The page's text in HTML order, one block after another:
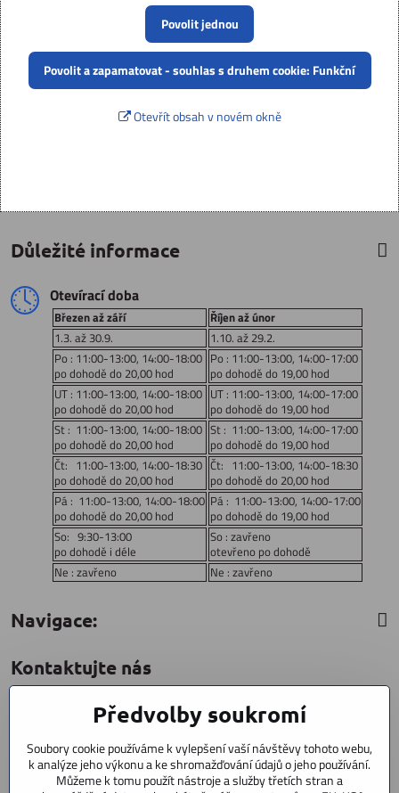
Povolit jednou
Povolit a zapamatovat - souhlas s druhem cookie: Funkční
Otevřít obsah v novém okně
Důležité informace
Otevírací doba
Březen až září
Říjen až únor
1.3. až 30.9.
1.10. až 29.2.
Po : 11:00-13:00, 14:00-18:00
po dohodě do 20,00 hod
Po : 11:00-13:00, 14:00-17:00
po dohodě do 19,00 hod
UT : 11:00-13:00, 14:00-18:00
po dohodě do 20,00 hod
UT : 11:00-13:00, 14:00-17:00
po dohodě do 19,00 hod
St : 11:00-13:00, 14:00-18:00
po dohodě do 20,00 hod
St : 11:00-13:00, 14:00-17:00
po dohodě do 19,00 hod
Čt: 11:00-13:00, 14:00-18:30
po dohodě do 20,00 hod
Čt: 11:00-13:00, 14:00-18:30
po dohodě do 20,00 hod
Pá : 11:00-13:00, 14:00-18:00
po dohodě do 20,00 hod
Pá : 11:00-13:00, 14:00-17:00
po dohodě do 19,00 hod
So: 9:30-13:00
po dohodě i déle
So : zavřeno
otevřeno po dohodě
Ne : zavřeno
Ne : zavřeno
Navigace:
Kontaktujte nás
CYCLESTAR s​.r​.o​.
Praha 5 Radotín
153 00
Předvolby soukromí
Soubory cookie používáme k vylepšení vaší návštěvy tohoto webu,
k analýze jeho výkonu a ke shromažďování údajů o jeho používání.
Můžeme k tomu použít nástroje a služby třetích stran a